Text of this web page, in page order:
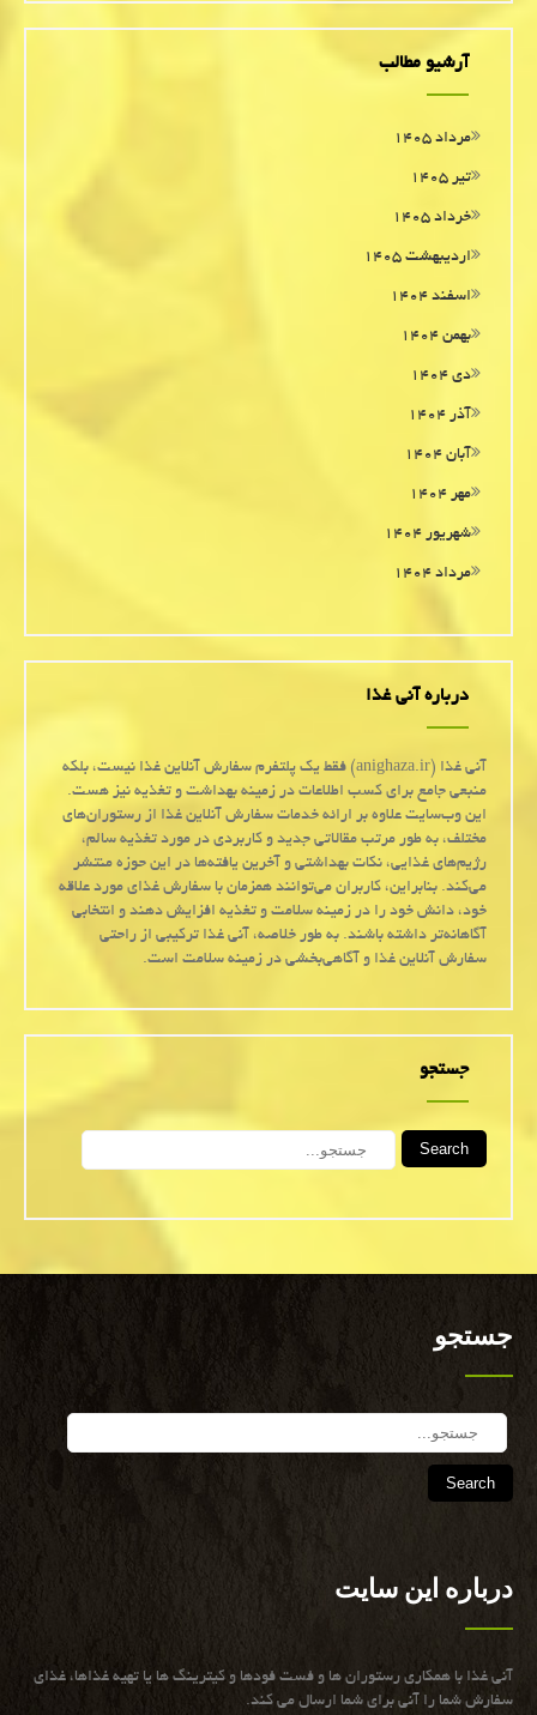
آرشیو مطالب
مرداد ۱۴۰۵
تیر ۱۴۰۵
خرداد ۱۴۰۵
اردیبهشت ۱۴۰۵
اسفند ۱۴۰۴
بهمن ۱۴۰۴
دی ۱۴۰۴
آذر ۱۴۰۴
آبان ۱۴۰۴
مهر ۱۴۰۴
شهریور ۱۴۰۴
مرداد ۱۴۰۴
درباره آنی غذا
آنی غذا (anighaza.ir) فقط یک پلتفرم سفارش آنلاین غذا نیست، بلکه
منبعی جامع برای کسب اطلاعات در زمینه بهداشت و تغذیه نیز هست.
این وب‌سایت علاوه بر ارائه خدمات سفارش آنلاین غذا از رستوران‌های
مختلف، به طور مرتب مقالاتی جدید و کاربردی در مورد تغذیه سالم،
رژیم‌های غذایی، نکات بهداشتی و آخرین یافته‌ها در این حوزه منتشر
می‌کند. بنابراین، کاربران می‌توانند همزمان با سفارش غذای مورد علاقه
خود، دانش خود را در زمینه سلامت و تغذیه افزایش دهند و انتخابی
آگاهانه‌تر داشته باشند. به طور خلاصه، آنی غذا ترکیبی از راحتی
سفارش آنلاین غذا و آگاهی‌بخشی در زمینه سلامت است.
جستجو
Search
جستجو
درباره این سایت
آنی غذا با همكاری رستوران ها و فست فودها و كیترینگ ها یا تهیه غذاها، غذای
سفارش شما را آنی برای شما ارسال می كند.